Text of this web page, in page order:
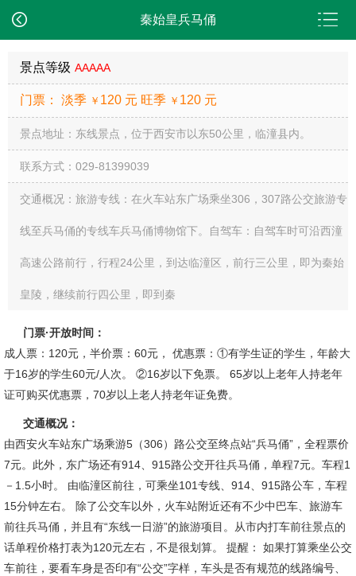
秦始皇兵马俑
景点等级 AAAAA
门票： 淡季 ￥ 120 元 旺季 ￥ 120 元
景点地址：东线景点，位于西安市以东50公里，临潼县内。
联系方式：029-81399039
交通概况：旅游专线：在火车站东广场乘坐306，307路公交旅游专
线至兵马俑的专线车兵马俑博物馆下。自驾车：自驾车时可沿西潼
高速公路前行，行程24公里，到达临潼区，前行三公里，即为秦始
皇陵，继续前行四公里，即到秦
门票·开放时间：
成人票：120元，半价票：60元， 优惠票：①有学生证的学生，年龄大
于16岁的学生60元/人次。 ②16岁以下免票。 65岁以上老年人持老年
证可购买优惠票，70岁以上老人持老年证免费。
交通概况：
由西安火车站东广场乘游5（306）路公交至终点站“兵马俑”，全程票价
7元。此外，东广场还有914、915路公交开往兵马俑，单程7元。车程1
－1.5小时。 由临潼区前往，可乘坐101专线、914、915路公车，车程
15分钟左右。 除了公交车以外，火车站附近还有不少中巴车、旅游车
前往兵马俑，并且有“东线一日游”的旅游项目。从市内打车前往景点的
话单程价格打表为120元左右，不是很划算。 提醒： 如果打算乘坐公交
车前往，要看车身是否印有“公交”字样，车头是否有规范的线路编号、